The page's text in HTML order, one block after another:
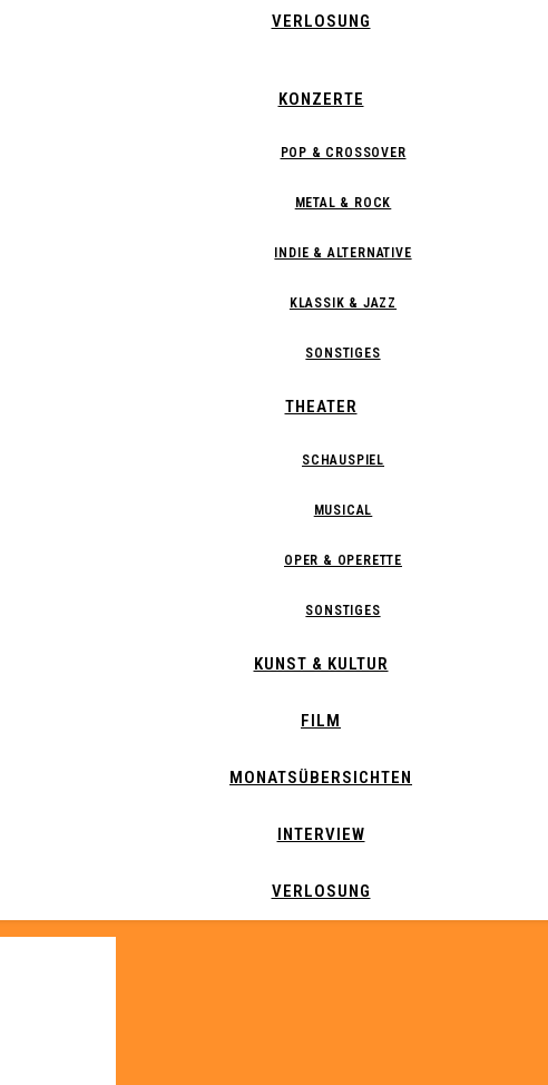
VERLOSUNG
KONZERTE
POP & CROSSOVER
METAL & ROCK
INDIE & ALTERNATIVE
KLASSIK & JAZZ
SONSTIGES
THEATER
SCHAUSPIEL
MUSICAL
OPER & OPERETTE
SONSTIGES
KUNST & KULTUR
FILM
MONATSÜBERSICHTEN
INTERVIEW
VERLOSUNG